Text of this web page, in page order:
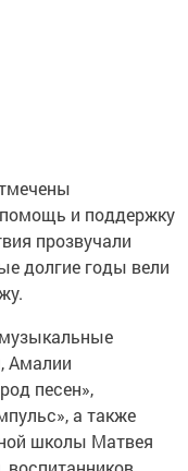
и поддержку
прозвучали
долгие годы вели
Амалии
песен»,
а также
школы Матвея